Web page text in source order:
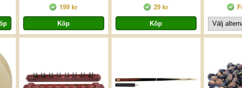
199 kr 29 kr